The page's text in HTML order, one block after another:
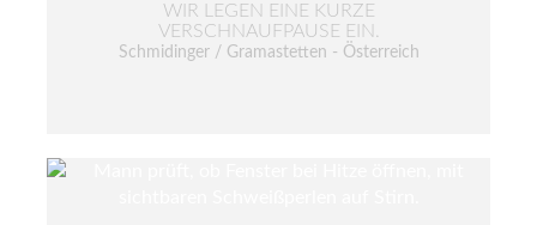
WIR LEGEN EINE KURZE
VERSCHNAUFPAUSE EIN.
Schmidinger / Gramastetten - Österreich